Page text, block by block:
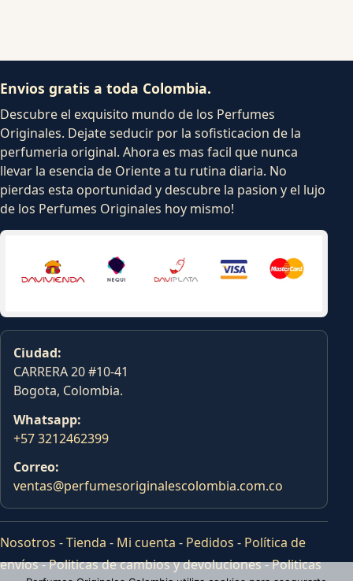
Envios gratis a toda Colombia.
Descubre el exquisito mundo de los Perfumes
Originales. Dejate seducir por la sofisticacion de la
perfumeria original. Ahora es mas facil que nunca
llevar la esencia de Oriente a tu rutina diaria. No
pierdas esta oportunidad y descubre la pasion y el lujo
de los Perfumes Originales hoy mismo!
Ciudad:
CARRERA 20 #10-41
Bogota, Colombia.
Whatsapp:
+57 3212462399
Correo:
ventas@perfumesoriginalescolombia.com.co
Nosotros -Tienda - Mi cuenta - Pedidos - Política de
envíos-Politicas de cambios y devoluciones-Politicas